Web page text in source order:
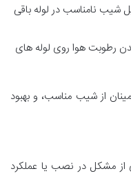
شیب نامناسب در لوله باقی
رطوبت هوا روی لوله های
از شیب مناسب، و بهبود
از مشکل در نصب یا عملکرد